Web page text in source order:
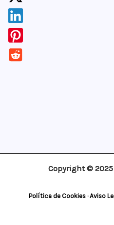
Copyright ©
Política de Cookies · Aviso